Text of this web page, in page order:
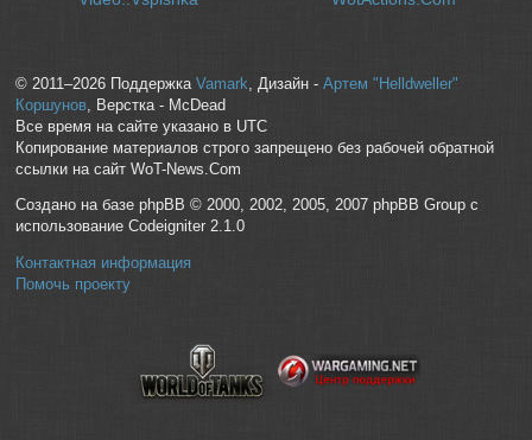
© 2011–2026 Поддержка Vamark, Дизайн - Артем "Helldweller"
Коршунов, Верстка - McDead
Все время на сайте указано в UTC
Копирование материалов строго запрещено без рабочей обратной
ссылки на сайт WoT-News.Com
Создано на базе phpBB © 2000, 2002, 2005, 2007 phpBB Group с
использование Codeigniter 2.1.0
Контактная информация
Помочь проекту